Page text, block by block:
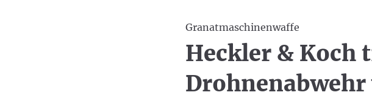
Granatmaschinenwaffe
Heckler & Koch